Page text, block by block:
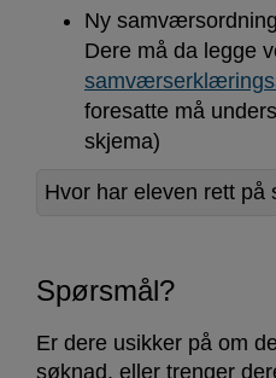
Ny
Dere må da legge
foresatte må
skjema)
Hvor har eleven rett på
Spørsmål?
Er dere usikker på om
søknad, eller trenger